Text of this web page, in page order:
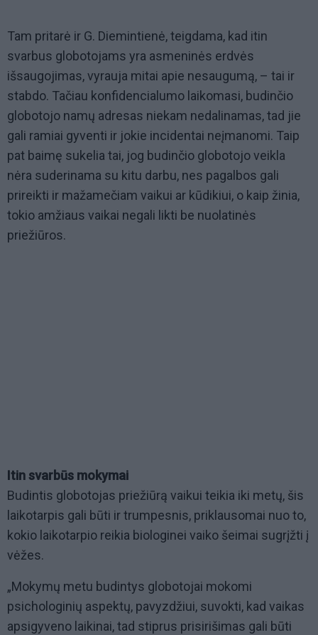
Tam pritarė ir G. Diemintienė, teigdama, kad itin
svarbus globotojams yra asmeninės erdvės
išsaugojimas, vyrauja mitai apie nesaugumą, – tai ir
stabdo. Tačiau konfidencialumo laikomasi, budinčio
globotojo namų adresas niekam nedalinamas, tad jie
gali ramiai gyventi ir jokie incidentai neįmanomi. Taip
pat baimę sukelia tai, jog budinčio globotojo veikla
nėra suderinama su kitu darbu, nes pagalbos gali
prireikti ir mažamečiam vaikui ar kūdikiui, o kaip žinia,
tokio amžiaus vaikai negali likti be nuolatinės
priežiūros.
Itin svarbūs mokymai
Budintis globotojas priežiūrą vaikui teikia iki metų, šis
laikotarpis gali būti ir trumpesnis, priklausomai nuo to,
kokio laikotarpio reikia biologinei vaiko šeimai sugrįžti į
vėžes.
„Mokymų metu budintys globotojai mokomi
psichologinių aspektų, pavyzdžiui, suvokti, kad vaikas
apsigyveno laikinai, tad stiprus prisirišimas gali būti